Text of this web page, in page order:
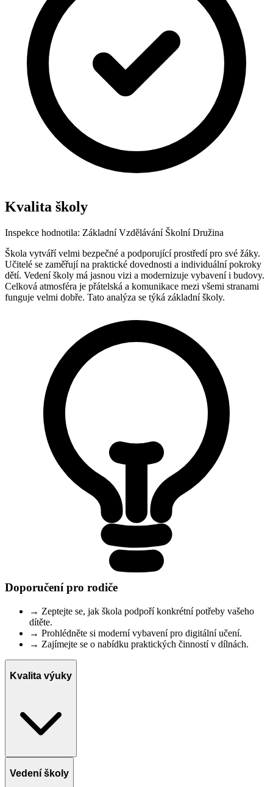
Kvalita školy
Inspekce hodnotila: Základní Vzdělávání Školní Družina
Škola vytváří velmi bezpečné a podporující prostředí pro své žáky.
Učitelé se zaměřují na praktické dovednosti a individuální pokroky
dětí. Vedení školy má jasnou vizi a modernizuje vybavení i budovy.
Celková atmosféra je přátelská a komunikace mezi všemi stranami
funguje velmi dobře. Tato analýza se týká základní školy.
Doporučení pro rodiče
→ Zeptejte se, jak škola podpoří konkrétní potřeby vašeho
dítěte.
→ Prohlédněte si moderní vybavení pro digitální učení.
→ Zajímejte se o nabídku praktických činností v dílnách.
Kvalita výuky
Vedení školy